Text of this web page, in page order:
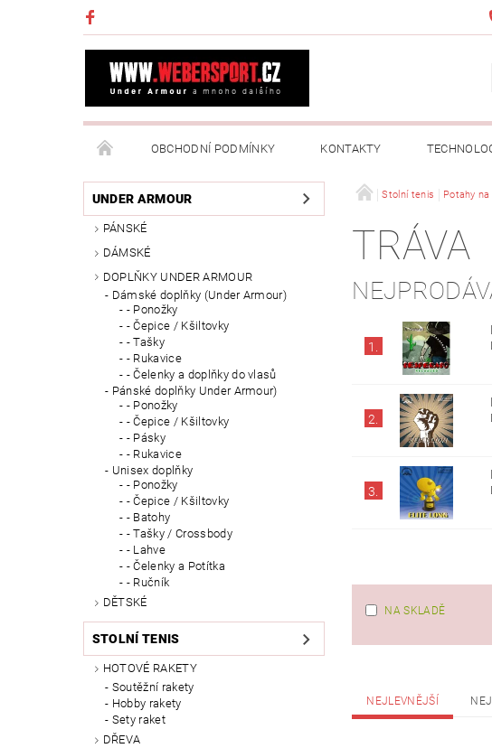
OBCHODNÍ PODMÍNKY KONTAKTY
NAPIŠTE NÁM MOJE OBJEDNÁVKA
UNDER ARMOUR
PÁNSKÉ
DÁMSKÉ
DOPLŇKY UNDER ARMOUR
Dámské doplňky (Under Armour)
- Ponožky
- Čepice / Kšiltovky
- Tašky
- Rukavice
- Čelenky a doplňky do vlasů
Pánské doplňky Under Armour)
- Ponožky
- Čepice / Kšiltovky
- Pásky
- Rukavice
Unisex doplňky
- Ponožky
- Čepice / Kšiltovky
- Batohy
- Tašky / Crossbody
- Lahve
- Čelenky a Potítka
- Ručník
DĚTSKÉ
STOLNÍ TENIS
HOTOVÉ RAKETY
Soutěžní rakety
Hobby rakety
Sety raket
DŘEVA
Stolní tenis Potahy
TRÁVA
1.
2.
3.
NA SKLADĚ
NEJLEVNĚJŠÍ